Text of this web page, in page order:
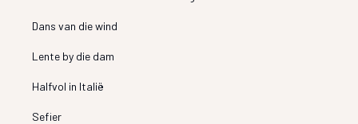
Dans van die wind
Lente by die dam
Halfvol in Italië
Sefier